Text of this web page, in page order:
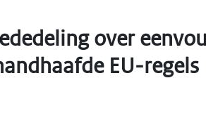
over
EU-regels